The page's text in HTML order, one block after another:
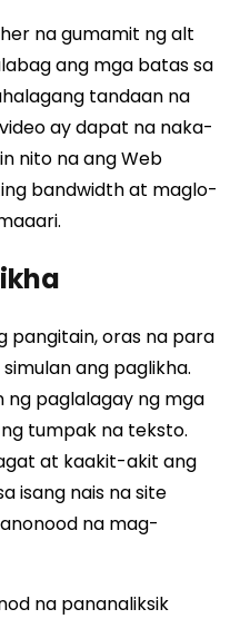
na gumamit ng alt
ang mga batas sa
tandaan na
ay dapat na naka-
nito na ang Web
bandwidth at maglo-
pangitain, oras na para
ang paglikha.
ng paglalagay ng mga
tumpak na teksto.
at kaakit-akit ang
isang nais na site
na mag-
na pananaliksik